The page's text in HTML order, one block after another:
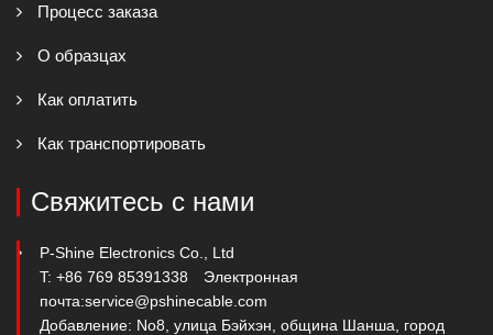
Процесс заказа
О образцах
Как оплатить
Как транспортировать
Свяжитесь с нами
P-Shine Electronics Co., Ltd
T: +86 769 85391338
Электронная
почта:service@pshinecable.com
Добавление: No8, улица Бэйхэн, община Шанша, город